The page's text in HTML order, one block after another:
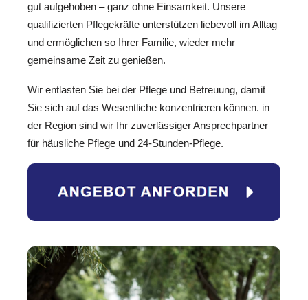
gut aufgehoben – ganz ohne Einsamkeit. Unsere
qualifizierten Pflegekräfte unterstützen liebevoll im Alltag
und ermöglichen so Ihrer Familie, wieder mehr
gemeinsame Zeit zu genießen.
Wir entlasten Sie bei der Pflege und Betreuung, damit
Sie sich auf das Wesentliche konzentrieren können. in
der Region sind wir Ihr zuverlässiger Ansprechpartner
für häusliche Pflege und 24-Stunden-Pflege.